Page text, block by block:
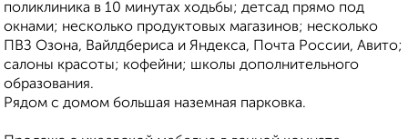
поликлиника в 10 минутах ходьбы; детсад прямо под
окнами; несколько продуктовых магазинов; несколько
ПВЗ Озона, Вайлдбериса и Яндекса, Почта России, Авито;
салоны красоты; кофейни; школы дополнительного
образования.
Рядом с домом большая наземная парковка.